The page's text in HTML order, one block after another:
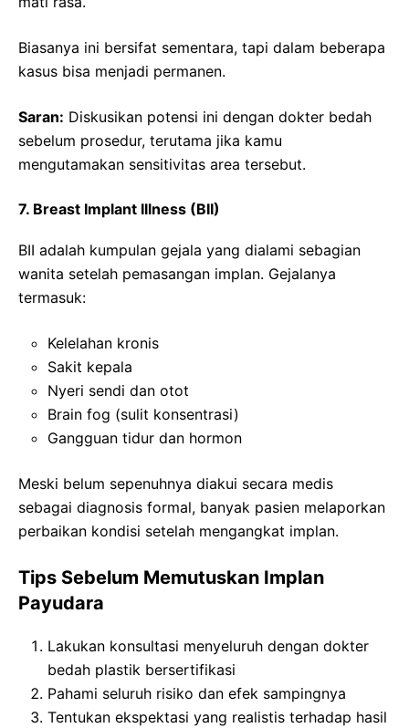
Biasanya ini bersifat sementara, tapi dalam beberapa
kasus bisa menjadi permanen.
Saran: Diskusikan potensi ini dengan dokter bedah
sebelum prosedur, terutama jika kamu
mengutamakan sensitivitas area tersebut.
7. Breast Implant Illness (BII)
BII adalah kumpulan gejala yang dialami sebagian
wanita setelah pemasangan implan. Gejalanya
termasuk:
Kelelahan kronis
Sakit kepala
Nyeri sendi dan otot
Brain fog (sulit konsentrasi)
Gangguan tidur dan hormon
Meski belum sepenuhnya diakui secara medis
sebagai diagnosis formal, banyak pasien melaporkan
perbaikan kondisi setelah mengangkat implan.
Tips Sebelum Memutuskan Implan
Payudara
Lakukan konsultasi menyeluruh dengan dokter
bedah plastik bersertifikasi
Pahami seluruh risiko dan efek sampingnya
Tentukan ekspektasi yang realistis terhadap hasil